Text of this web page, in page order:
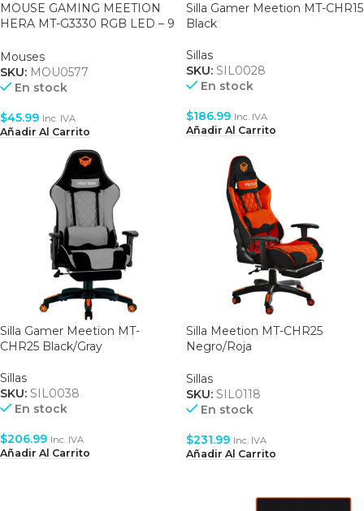
MOUSE GAMING MEETION
HERA MT-G3330 RGB LED – 9
BLACK
Mouses
SKU: MOU0577
En stock
$45.99 Inc. IVA
Añadir Al Carrito
Silla Gamer Meetion MT-CHR15
Black
Sillas
SKU: SIL0028
En stock
$186.99 Inc. IVA
Añadir Al Carrito
Silla Gamer Meetion MT-
CHR25 Black/Gray
Sillas
SKU: SIL0038
En stock
$206.99 Inc. IVA
Añadir Al Carrito
Silla Meetion MT-CHR25
Negro/Roja
Sillas
SKU: SIL0118
En stock
$231.99 Inc. IVA
Añadir Al Carrito